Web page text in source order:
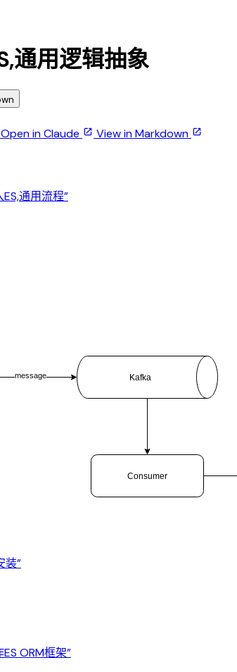
通用逻辑抽象
Open in Claude View in Markdown
通用流程”
装”
ORM框架”